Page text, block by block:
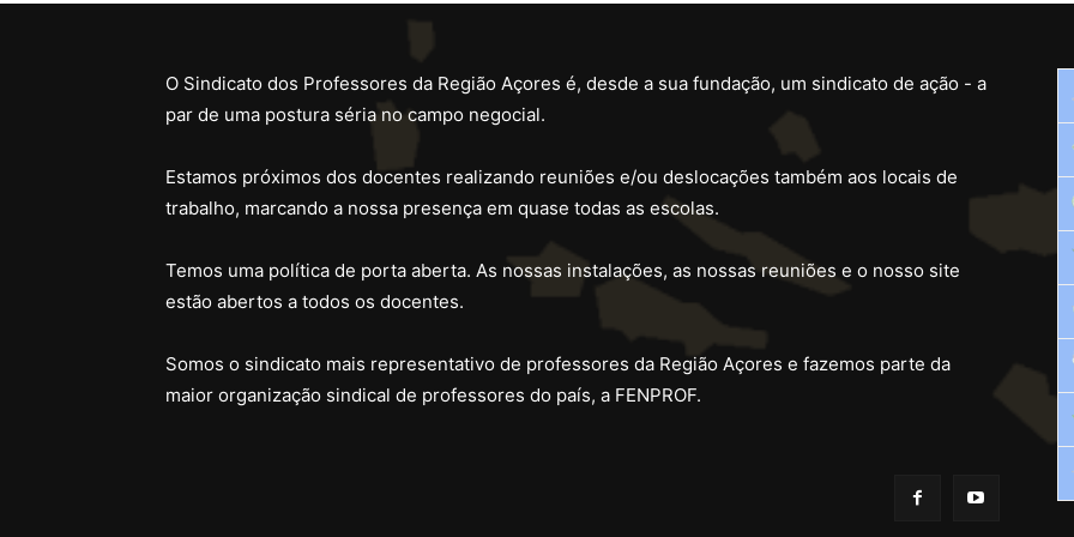
O Sindicato dos Professores da Região Açores é, desde a sua fundação, um sindicato de ação - a
par de uma postura séria no campo negocial.
Estamos próximos dos docentes realizando reuniões e/ou deslocações também aos locais de
trabalho, marcando a nossa presença em quase todas as escolas.
Temos uma política de porta aberta. As nossas instalações, as nossas reuniões e o nosso site
estão abertos a todos os docentes.
Somos o sindicato mais representativo de professores da Região Açores e fazemos parte da
maior organização sindical de professores do país, a FENPROF.